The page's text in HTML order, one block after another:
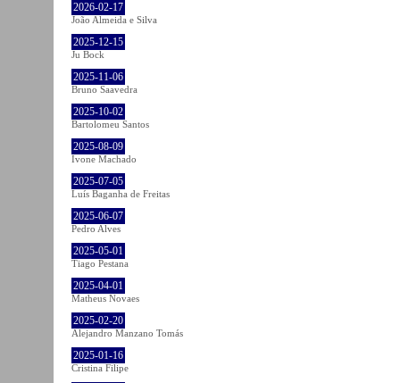
2026-02-17
João Almeida e Silva
2025-12-15
Ju Bock
2025-11-06
Bruno Saavedra
2025-10-02
Bartolomeu Santos
2025-08-09
Ivone Machado
2025-07-05
Luís Baganha de Freitas
2025-06-07
Pedro Alves
2025-05-01
Tiago Pestana
2025-04-01
Matheus Novaes
2025-02-20
Alejandro Manzano Tomás
2025-01-16
Cristina Filipe